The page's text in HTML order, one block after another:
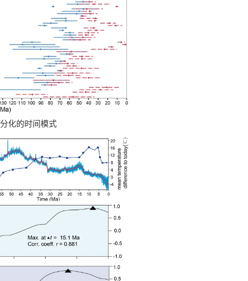
化的时间模式